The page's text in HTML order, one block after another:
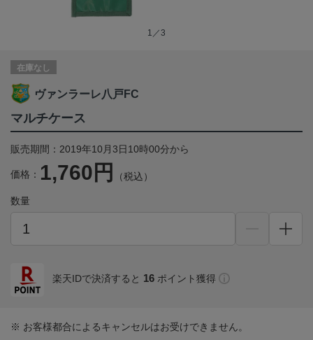
1／3
在庫なし
ヴァンラーレ八戸FC
マルチケース
販売期間：2019年10月3日10時00分から
価格： 1,760円 （税込）
数量
楽天IDで決済すると 16 ポイント獲得
※ お客様都合によるキャンセルはお受けできません。